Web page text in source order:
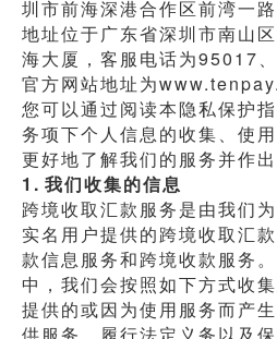
圳市前海深港合作区前湾一
地址位于广东省深圳市南山
海大厦，客服电话为95017
官方网站地址为
您可以通过阅读本隐私保护
务项下个人信息的收集、使
更好地了解我们的服务并作出
1. 我们收集的信息
跨境收取汇款服务是由我们
实名用户提供的跨境收取汇
款信息服务和跨境收款服务
中，我们会按照如下方式收
提供的或因为使用服务而产